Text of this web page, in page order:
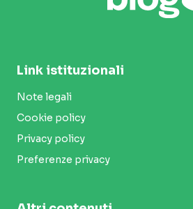
Link istituzionali
Note legali
Cookie policy
Privacy policy
Preferenze privacy